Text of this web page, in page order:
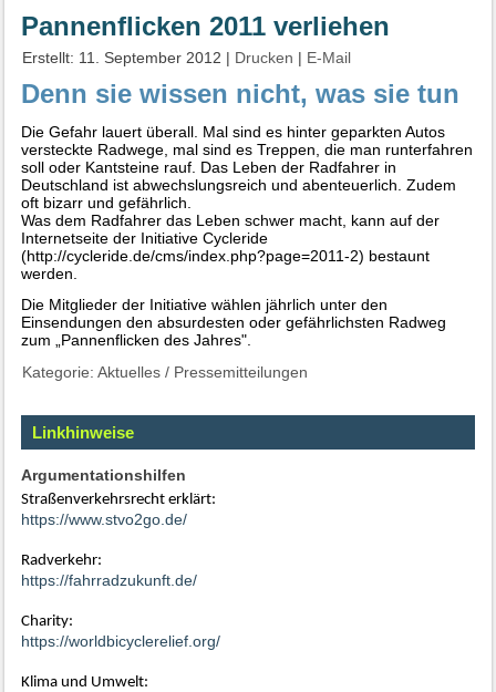
Pannenflicken 2011 verliehen
Erstellt: 11. September 2012 | Drucken | E-Mail
Denn sie wissen nicht, was sie tun
Die Gefahr lauert überall. Mal sind es hinter geparkten Autos
versteckte Radwege, mal sind es Treppen, die man runterfahren
soll oder Kantsteine rauf. Das Leben der Radfahrer in
Deutschland ist abwechslungsreich und abenteuerlich. Zudem
oft bizarr und gefährlich.
Was dem Radfahrer das Leben schwer macht, kann auf der
Internetseite der Initiative Cycleride
(http://cycleride.de/cms/index.php?page=2011-2) bestaunt
werden.
Die Mitglieder der Initiative wählen jährlich unter den
Einsendungen den absurdesten oder gefährlichsten Radweg
zum „Pannenflicken des Jahres".
Kategorie:Aktuelles / Pressemitteilungen
Linkhinweise
Argumentationshilfen
Straßenverkehrsrecht erklärt:
https://www.stvo2go.de/
Radverkehr:
https://fahrradzukunft.de/
Charity:
https://worldbicyclerelief.org/
Klima und Umwelt: